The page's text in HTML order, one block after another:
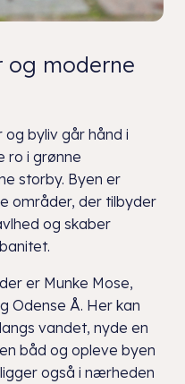
og moderne
byliv går hånd i
ro i grønne
storby. Byen er
områder, der tilbyder
og skaber
er Munke Mose,
Odense Å. Her kan
vandet, nyde en
båd og opleve byen
også i nærheden